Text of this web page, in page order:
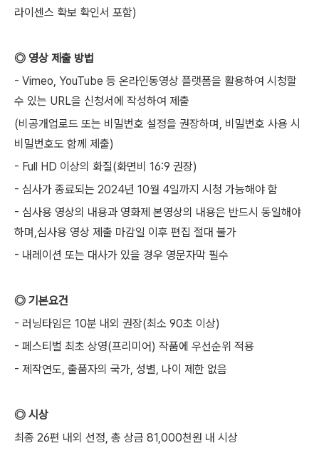
라이센스 확보 확인서 포함)
◎ 영상 제출 방법
- Vimeo, YouTube 등 온라인동영상 플랫폼을 활용하여 시청할
수 있는 URL을 신청서에 작성하여 제출
(비공개업로드 또는 비밀번호 설정을 권장하며, 비밀번호 사용 시
비밀번호도 함께 제출)
- Full HD 이상의 화질(화면비 16:9 권장)
- 심사가 종료되는 2024년 10월 4일까지 시청 가능해야 함
- 심사용 영상의 내용과 영화제 본영상의 내용은 반드시 동일해야
하며,심사용 영상 제출 마감일 이후 편집 절대 불가
- 내레이션 또는 대사가 있을 경우 영문자막 필수
◎ 기본요건
- 러닝타임은 10분 내외 권장(최소 90초 이상)
- 페스티벌 최초 상영(프리미어) 작품에 우선순위 적용
- 제작연도, 출품자의 국가, 성별, 나이 제한 없음
◎ 시상
최종 26편 내외 선정, 총 상금 81,000천원 내 시상